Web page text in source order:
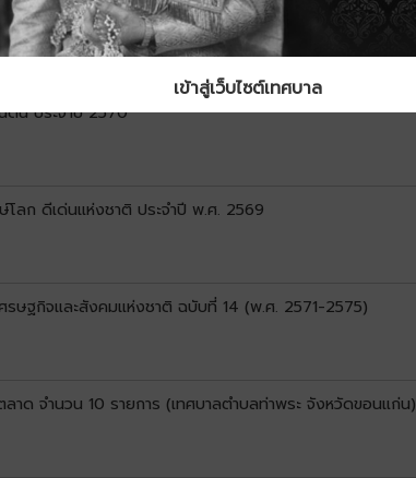
ดิน ประจำปี 2570
ลก ดีเด่นแห่งชาติ ประจำปี พ.ศ. 2569
ษฐกิจและสังคมแห่งชาติ ฉบับที่ 14 (พ.ศ. 2571-2575)
าด จำนวน 10 รายการ (เทศบาลตำบลท่าพระ จังหวัดขอนแก่น)
เข้าสู่เว็บไซต์เทศบาล